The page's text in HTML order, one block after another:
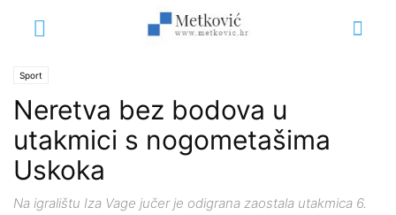
Sport
Neretva bez bodova u
utakmici s nogometašima
Uskoka
Na igralištu Iza Vage jučer je odigrana zaostala utakmica 6.